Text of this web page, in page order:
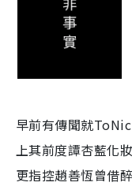
早前有傳聞就
上其前度譚杏藍化
更指控趙善恆曾借